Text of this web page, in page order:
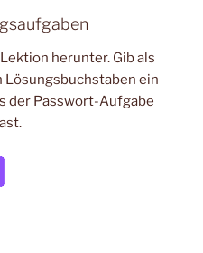
herunter. Gib als
Lösungsbuchstaben ein
der Passwort-Aufgabe